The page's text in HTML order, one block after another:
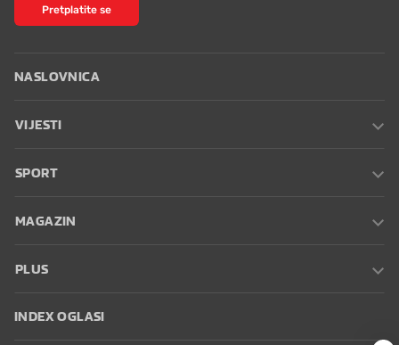
Pretplatite se
NASLOVNICA
VIJESTI
SPORT
MAGAZIN
PLUS
INDEX OGLASI